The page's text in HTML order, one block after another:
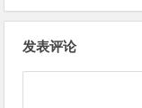
发表评论